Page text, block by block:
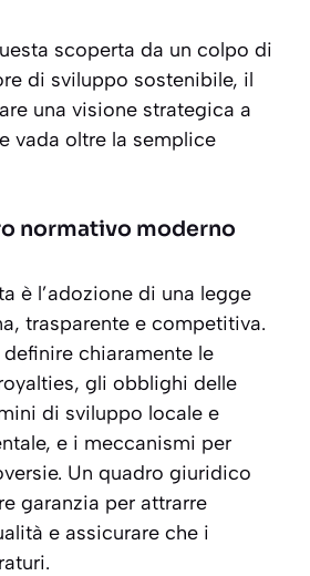
scoperta da un colpo di
di sviluppo sostenibile, il
una visione strategica a
vada oltre la semplice
normativo moderno
è l’adozione di una legge
trasparente e competitiva.
chiaramente le
gli obblighi delle
di sviluppo locale e
e i meccanismi per
Un quadro giuridico
garanzia per attrarre
e assicurare che i